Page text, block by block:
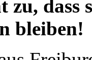
zu, dass
bleiben!